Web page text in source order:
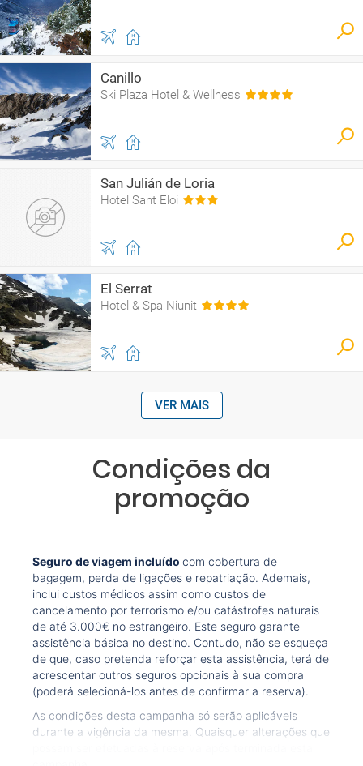
Canillo
Ski Plaza Hotel & Wellness
San Julián de Loria
Hotel Sant Eloi
El Serrat
Hotel & Spa Niunit
VER MAIS
Condições da
promoção
Seguro de viagem incluído com cobertura de
bagagem, perda de ligações e repatriação. Ademais,
inclui custos médicos assim como custos de
cancelamento por terrorismo e/ou catástrofes naturais
de até 3.000€ no estrangeiro. Este seguro garante
assistência básica no destino. Contudo, não se esqueça
de que, caso pretenda reforçar esta assistência, terá de
acrescentar outros seguros opcionais à sua compra
(poderá selecioná-los antes de confirmar a reserva).
As condições desta campanha só serão aplicáveis
durante a vigência da mesma. Quaisquer alterações que